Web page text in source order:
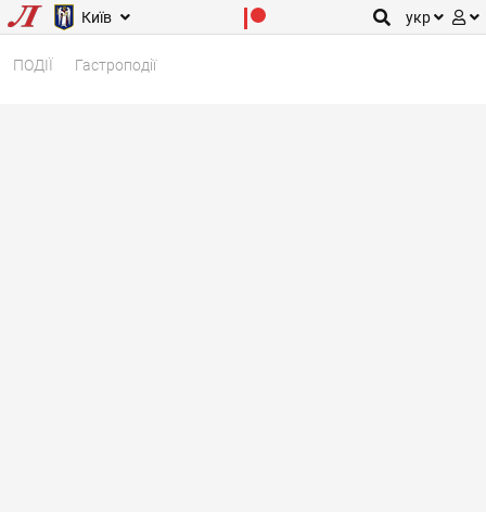
Київ укр
ПОДІЇ Гастроподії